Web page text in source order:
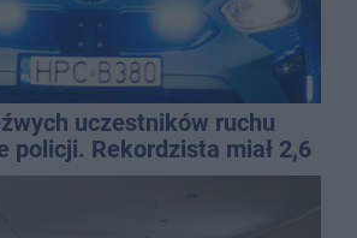
uczestników ruchu
policji. Rekordzista miał 2,6